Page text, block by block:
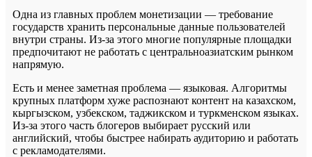
Одна из главных проблем монетизации — требование
государств хранить персональные данные пользователей
внутри страны. Из-за этого многие популярные площадки
предпочитают не работать с центральноазиатским рынком
напрямую.
Есть и менее заметная проблема — языковая. Алгоритмы
крупных платформ хуже распознают контент на казахском,
кыргызском, узбекском, таджикском и туркменском языках.
Из-за этого часть блогеров выбирает русский или
английский, чтобы быстрее набирать аудиторию и работать
с рекламодателями.